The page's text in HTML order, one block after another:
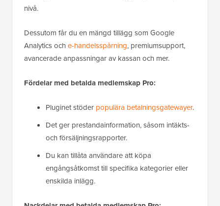
nivå.
Dessutom får du en mängd tillägg som Google
Analytics oche-handelsspårning, premiumsupport,
avancerade anpassningar av kassan och mer.
Fördelar med betalda medlemskap Pro:
Pluginet stöder populära betalningsgatewayer.
Det ger prestandainformation, såsom intäkts-
och försäljningsrapporter.
Du kan tillåta användare att köpa
engångsåtkomst till specifika kategorier eller
enskilda inlägg.